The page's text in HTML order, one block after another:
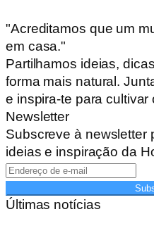
"Acreditamos que um
em casa."
Partilhamos ideias,
forma mais natural.
e inspira-te para
Newsletter
Subscreve à newsletter
ideias e inspiração da
Últimas notícias